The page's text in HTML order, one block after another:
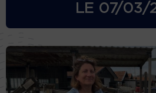
LE 07/03/